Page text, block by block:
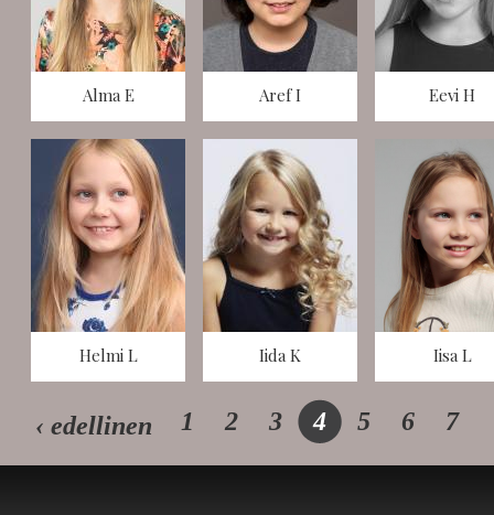
Alma E Aref I Eevi H
Helmi L Iida K Iisa L
‹ edellinen 1 2 3 4 5 6 7